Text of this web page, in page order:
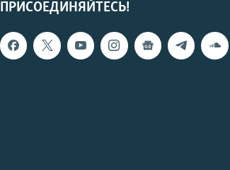
ПРИСОЕДИНЯЙТЕСЬ!